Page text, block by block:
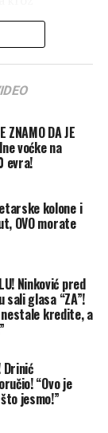
u praksi
Axios-a,
protiv
odluka
da li
u SAD čiji
propisuje da
pod njihovom
Država i
SAD
tačno u
na
Rusiju i
ali nije
na grad.
pomenula
Japan
svijet bez
se krećemo
nuklearno
nikada neće
Hirošimu
ZNAMO DA JE
voćke na
evra!
kolone i
OVO morate
Ninković pred
sali glasa “ZA”!
kredite, a
Drinić
“Ovo je
jesmo!”